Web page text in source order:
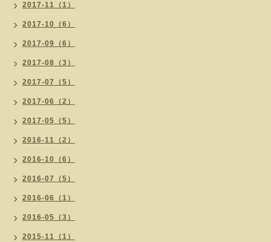
2017-11（1）
2017-10（6）
2017-09（6）
2017-08（3）
2017-07（5）
2017-06（2）
2017-05（5）
2016-11（2）
2016-10（6）
2016-07（5）
2016-06（1）
2016-05（3）
2015-11（1）